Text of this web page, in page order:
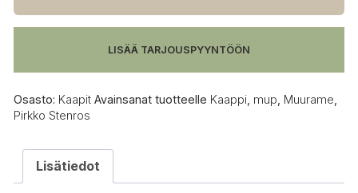
cm
leveä
LISÄÄ TARJOUSPYYNTÖÖN
Osasto: Kaapit Avainsanat tuotteelle Kaappi mup Muurame
Pirkko Stenros
Lisätiedot